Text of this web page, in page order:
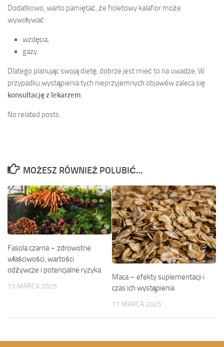
Dodatkowo, warto pamiętać, że fioletowy kalafior może
wywoływać:
wzdęcia,
gazy.
Dlatego planując swoją dietę, dobrze jest mieć to na uwadze. W
przypadku wystąpienia tych nieprzyjemnych objawów zaleca się
konsultację z lekarzem.
No related posts.
MOŻESZ RÓWNIEŻ POLUBIĆ…
Fasola czarna – zdrowotne
właściwości, wartości
odżywcze i potencjalne ryzyka
15 MARCA 2025
Maca – efekty suplementacji i
czas ich wystąpienia
17 MARCA 2025